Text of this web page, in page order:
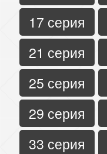
17 серия
21 серия
25 серия
29 серия
33 серия